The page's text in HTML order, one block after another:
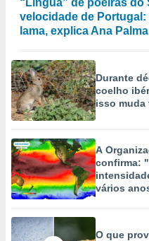
“Língua” de poeiras do
velocidade de
lama, explica Ana Palma
Durante
coelho
isso muda
A
confirma:
vários
O que